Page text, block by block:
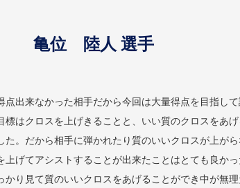
亀位 陸人 選手
出来なかった相手だから今回は大量得点を目指し
はクロスを上げきることと、いい質のクロスをあ
。だから相手に弾かれたり質のいいクロスが上が
げてアシストすることが出来たことはとても良か
り見て質のいいクロスをあげることができ中が無